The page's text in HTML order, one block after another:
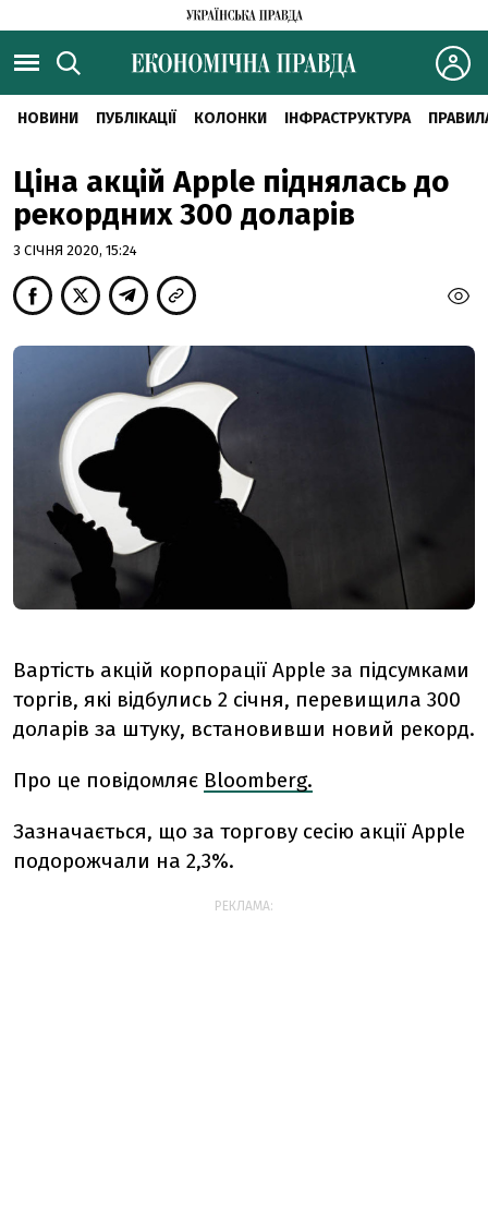
НОВИНИ ПУБЛІКАЦІЇ КОЛОНКИ ІНФРАСТРУКТУРА
Ціна акцій Apple піднялась до
рекордних 300 доларів
3 СІЧНЯ 2020, 15:24
Вартість акцій корпорації Apple за підсумками
торгів, які відбулись 2 січня, перевищила 300
доларів за штуку, встановивши новий рекорд.
Про це повідомляє Bloomberg.
Зазначається, що за торгову сесію акції Apple
подорожчали на 2,3%.
РЕКЛАМА: